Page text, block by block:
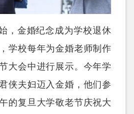
，金婚纪念成为学校退休
学校每年为金婚老师制作
大会中进行展示。今年学
侠夫妇迈入金婚，他们参
的复旦大学敬老节庆祝大